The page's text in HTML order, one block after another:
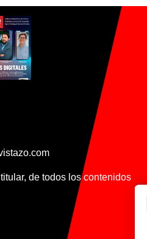
de todos los contenidos